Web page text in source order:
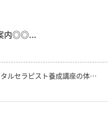
内◎◎...
ルセラピスト養成講座の体…